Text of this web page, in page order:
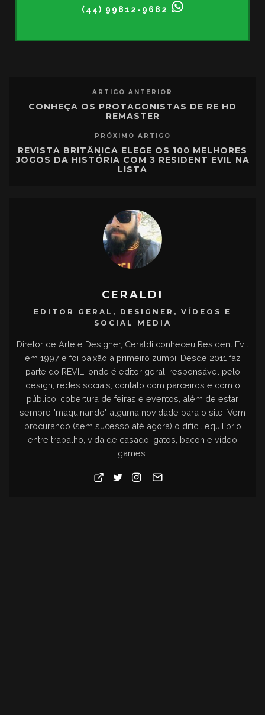
(44) 99812-9682
ARTIGO ANTERIOR
CONHEÇA OS PROTAGONISTAS DE RE HD
REMASTER
PRÓXIMO ARTIGO
REVISTA BRITÂNICA ELEGE OS 100 MELHORES
JOGOS DA HISTÓRIA COM 3 RESIDENT EVIL NA
LISTA
CERALDI
EDITOR GERAL, DESIGNER, VÍDEOS E
SOCIAL MEDIA
Diretor de Arte e Designer, Ceraldi conheceu Resident Evil
em 1997 e foi paixão à primeiro zumbi. Desde 2011 faz
parte do REVIL, onde é editor geral, responsável pelo
design, redes sociais, contato com parceiros e com o
público, cobertura de feiras e eventos, além de estar
sempre "maquinando" alguma novidade para o site. Vem
procurando (sem sucesso até agora) o difícil equilíbrio
entre trabalho, vida de casado, gatos, bacon e vídeo
games.